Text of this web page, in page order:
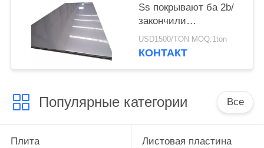
Ss покрывают ба 2b/
закончили
отполированное яркое
USD1500/TON MOQ:1ton
КОНТАКТ
Популярные категории Все
Плита
Листовая пластина